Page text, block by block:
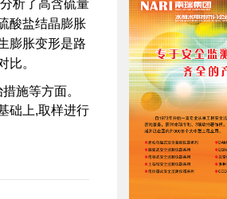
析了高含硫量
酸盐结晶膨胀
膨胀变形是路
比。
施等方面。
础上,取样进行